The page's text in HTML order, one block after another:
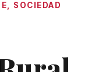
SOCIEDAD